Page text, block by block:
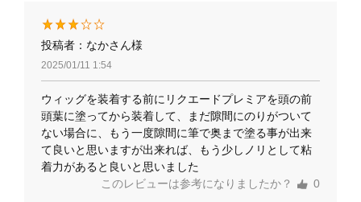
投稿者：なかさん様
2025/01/11 1:54
ウィッグを装着する前にリクエードプレミアを頭の前
頭葉に塗ってから装着して、まだ隙間にのりがついて
ない場合に、もう一度隙間に筆で奥まで塗る事が出来
て良いと思いますが出来れば、もう少しノリとして粘
着力があると良いと思いました
このレビューは参考になりましたか？
0